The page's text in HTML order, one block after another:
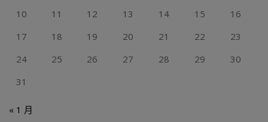
10
11 12 13 14 15
16
17
18 19 20 21 22
23
24
25 26 27 28 29
30
31
« 1 月